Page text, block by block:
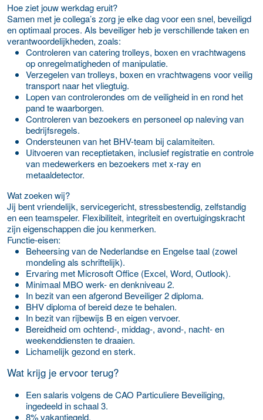
Hoe ziet jouw werkdag eruit?
Samen met je collega’s zorg je elke dag voor een snel, beveiligd
en optimaal proces. Als beveiliger heb je verschillende taken en
verantwoordelijkheden, zoals:
Controleren van catering trolleys, boxen en vrachtwagens
op onregelmatigheden of manipulatie.
Verzegelen van trolleys, boxen en vrachtwagens voor veilig
transport naar het vliegtuig.
Lopen van controlerondes om de veiligheid in en rond het
pand te waarborgen.
Controleren van bezoekers en personeel op naleving van
bedrijfsregels.
Ondersteunen van het BHV-team bij calamiteiten.
Uitvoeren van receptietaken, inclusief registratie en controle
van medewerkers en bezoekers met x-ray en
metaaldetector.
Wat zoeken wij?
Jij bent vriendelijk, servicegericht, stressbestendig, zelfstandig
en een teamspeler. Flexibiliteit, integriteit en overtuigingskracht
zijn eigenschappen die jou kenmerken.
Functie-eisen:
Beheersing van de Nederlandse en Engelse taal (zowel
mondeling als schriftelijk).
Ervaring met Microsoft Office (Excel, Word, Outlook).
Minimaal MBO werk- en denkniveau 2.
In bezit van een afgerond Beveiliger 2 diploma.
BHV diploma of bereid deze te behalen.
In bezit van rijbewijs B en eigen vervoer.
Bereidheid om ochtend-, middag-, avond-, nacht- en
weekenddiensten te draaien.
Lichamelijk gezond en sterk.
Wat krijg je ervoor terug?
Een salaris volgens de CAO Particuliere Beveiliging,
ingedeeld in schaal 3.
8% vakantiegeld.